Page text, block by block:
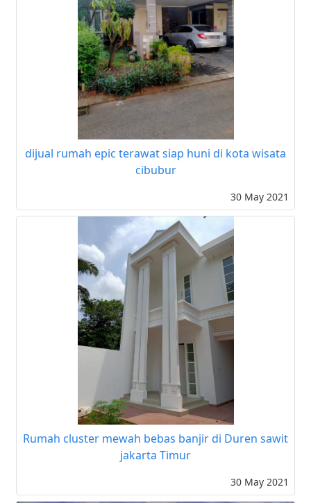
dijual rumah epic terawat siap huni di kota wisata
cibubur
30 May 2021
Rumah cluster mewah bebas banjir di Duren sawit
jakarta Timur
30 May 2021